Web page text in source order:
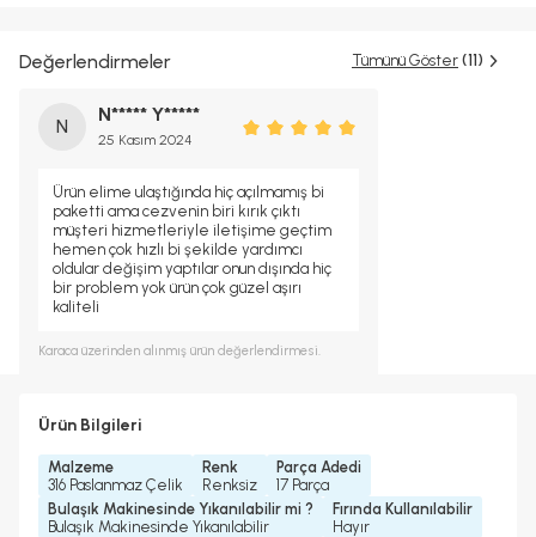
Değerlendirmeler Tümünü Göster (11)
N
N***** Y*****
25 Kasım 2024
Ürün elime ulaştığında hiç açılmamış bi
paketti ama cezvenin biri kırık çıktı
müşteri hizmetleriyle iletişime geçtim
hemen çok hızlı bi şekilde yardımcı
oldular değişim yaptılar onun dışında hiç
bir problem yok ürün çok güzel aşırı
kaliteli
Karaca üzerinden alınmış ürün değerlendirmesi.
Ürün Bilgileri
Malzeme
316 Paslanmaz Çelik
Renk
Renksiz
Parça Adedi
17 Parça
Bulaşık Makinesinde Yıkanılabilir mi ?
Bulaşık Makinesinde Yıkanılabilir
Fırında Kullanılabilir
Hayır